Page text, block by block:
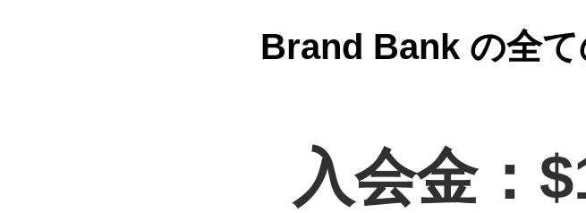
Brand Bank の全
入会金：